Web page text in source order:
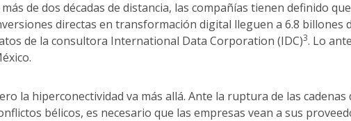
más de dos décadas de distancia, las compañías tienen definido
directas en transformación digital lleguen a 6.8 billones
de la consultora International Data Corporation (IDC)3. Lo
la hiperconectividad va más allá. Ante la ruptura de las
bélicos, es necesario que las empresas vean a sus